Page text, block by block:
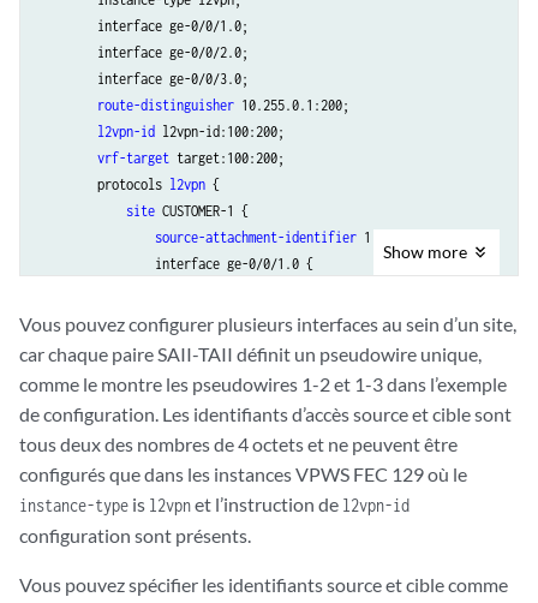
        interface ge-0/0/1.0;
        interface ge-0/0/2.0;
        interface ge-0/0/3.0;
route-distinguisher 10.255.0.1:200;
l2vpn-id l2vpn-id:100:200;
vrf-target target:100:200;
        protocols
l2vpn {
site CUSTOMER-1 {
source-attachment-identifier 1;
                interface ge-0/0/1.0 {
                }
                    target-attachment-identifier 3;
                }
            }
        }
    }
Show more
Vous pouvez configurer plusieurs interfaces au sein d’un site,
car chaque paire SAII-TAII définit un pseudowire unique,
comme le montre les pseudowires 1-2 et 1-3 dans l’exemple
de configuration. Les identifiants d’accès source et cible sont
tous deux des nombres de 4 octets et ne peuvent être
configurés que dans les instances VPWS FEC 129 où le
instance-type is l2vpnet l’instruction de l2vpn-id
configuration sont présents.
Vous pouvez spécifier les identifiants source et cible comme